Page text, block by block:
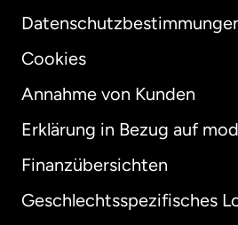
Cookies
Annahme von Kunden
Erklärung in Bezug auf
Finanzübersichten
Geschlechtsspezifisches
International